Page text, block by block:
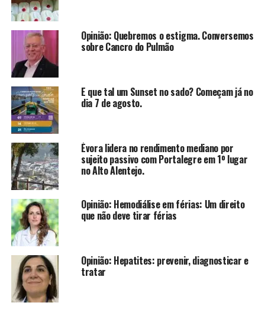
Opinião: Quebremos o estigma. Conversemos
sobre Cancro do Pulmão
E que tal um Sunset no sado? Começam já no
dia 7 de agosto.
Évora lidera no rendimento mediano por
sujeito passivo com Portalegre em 1º lugar
no Alto Alentejo.
Opinião: Hemodiálise em férias: Um direito
que não deve tirar férias
Opinião: Hepatites: prevenir, diagnosticar e
tratar